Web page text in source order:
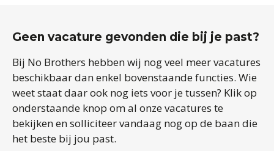
Geen vacature gevonden die bij je past?
Bij No Brothers hebben wij nog veel meer vacatures
beschikbaar dan enkel bovenstaande functies. Wie
weet staat daar ook nog iets voor je tussen? Klik op
onderstaande knop om al onze vacatures te
bekijken en solliciteer vandaag nog op de baan die
het beste bij jou past.